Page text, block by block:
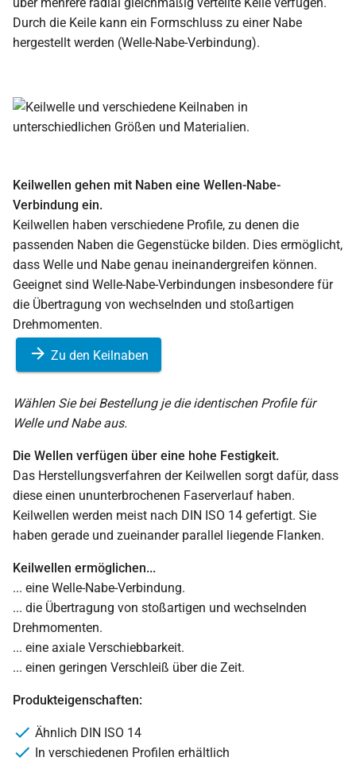
Durch die Keile kann ein Formschluss zu einer Nabe
hergestellt werden (Welle-Nabe-Verbindung).
Keilwellen gehen mit Naben eine Wellen-Nabe-
Verbindung ein.
Keilwellen haben verschiedene Profile, zu denen die
passenden Naben die Gegenstücke bilden. Dies ermöglicht,
dass Welle und Nabe genau ineinandergreifen können.
Geeignet sind Welle-Nabe-Verbindungen insbesondere für
die Übertragung von wechselnden und stoßartigen
Drehmomenten.
Zu den Keilnaben
Wählen Sie bei Bestellung je die identischen Profile für
Welle und Nabe aus.
Die Wellen verfügen über eine hohe Festigkeit.
Das Herstellungsverfahren der Keilwellen sorgt dafür, dass
diese einen ununterbrochenen Faserverlauf haben.
Keilwellen werden meist nach DIN ISO 14 gefertigt. Sie
haben gerade und zueinander parallel liegende Flanken.
Keilwellen ermöglichen...
... eine Welle-Nabe-Verbindung.
... die Übertragung von stoßartigen und wechselnden
Drehmomenten.
... eine axiale Verschiebbarkeit.
... einen geringen Verschleiß über die Zeit.
Produkteigenschaften:
Ähnlich DIN ISO 14
In verschiedenen Profilen erhältlich